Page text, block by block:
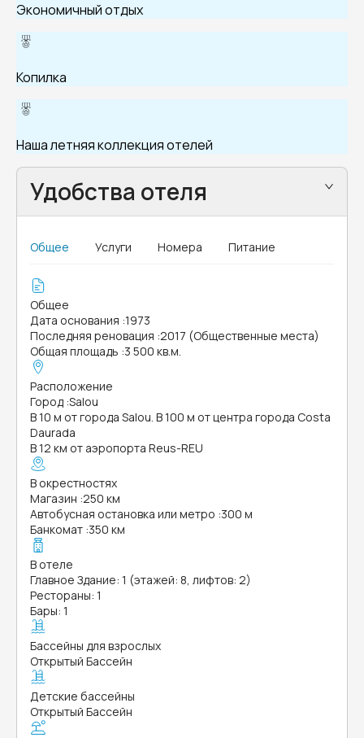
Экономичный отдых
Копилка
Наша летняя коллекция отелей
Удобства отеля
Общее Услуги Номера Питание
Общее
Дата основания :1973
Последняя реновация :2017 (Общественные места)
Общая площадь :3 500 кв.м.
Расположение
Город :Salou
В 10 м от города Salou. В 100 м от центра города Costa
Daurada
В 12 км от аэропорта Reus-REU
В окрестностях
Магазин :250 км
Автобусная остановка или метро :300 м
Банкомат :350 км
В отеле
Главное Здание: 1 (этажей: 8, лифтов: 2)
Рестораны: 1
Бары: 1
Бассейны для взрослых
Открытый Бассейн
Детские бассейны
Открытый Бассейн